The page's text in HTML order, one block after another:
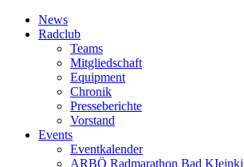
News
Radclub
Teams
Mitgliedschaft
Equipment
Chronik
Presseberichte
Vorstand
Events
Eventkalender
ARBÖ Radmarathon Bad